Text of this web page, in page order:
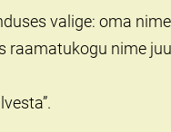
valige: oma
raamatukogu nime